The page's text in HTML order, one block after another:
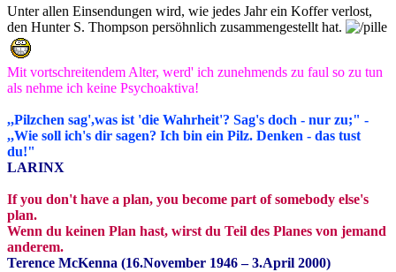
Unter allen Einsendungen wird, wie jedes Jahr ein Koffer verlost,
den Hunter S. Thompson persöhnlich zusammengestellt hat.
Mit vortschreitendem Alter, werd' ich zunehmends zu faul so zu tun
als nehme ich keine Psychoaktiva!
,,Pilzchen sag',was ist 'die Wahrheit'? Sag's doch - nur zu;" -
,,Wie soll ich's dir sagen? Ich bin ein Pilz. Denken - das tust
du!"
LARINX
If you don't have a plan, you become part of somebody else's
plan.
Wenn du keinen Plan hast, wirst du Teil des Planes von jemand
anderem.
Terence McKenna (16.November 1946 – 3.April 2000)